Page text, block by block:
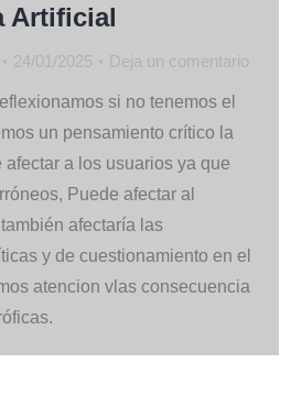
Artificial
24/01/2025 Deja un comentario
si no tenemos el
un pensamiento crítico la
a los usuarios ya que
Puede afectar al
afectaría las
y de cuestionamiento en el
atencion vlas consecuencia